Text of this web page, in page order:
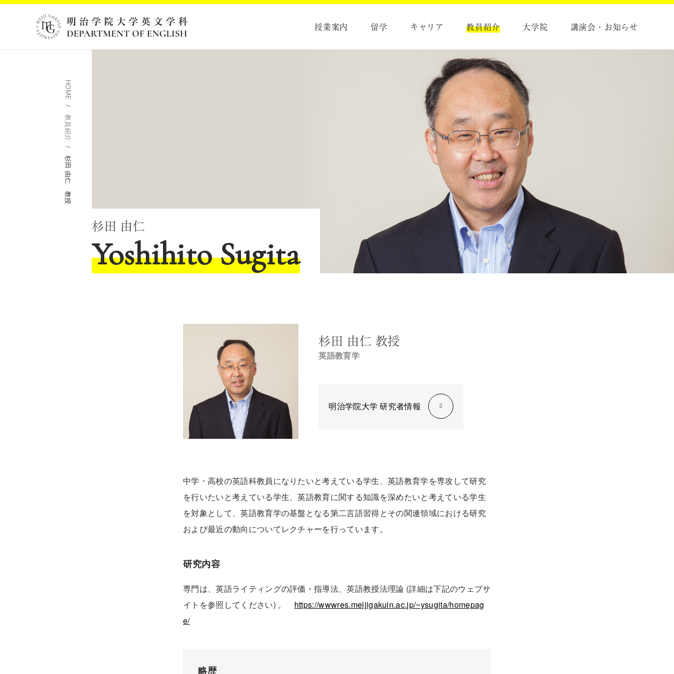
授業案内 留学 キャリア 教員紹介 大学院 講演会・お知らせ
HOME
教員紹介
杉田 由仁 教授
杉田 由仁
Yoshihito Sugita
杉田 由仁教授
英語教育学
明治学院大学 研究者情報
中学・高校の英語科教員になりたいと考えている学生、英語教育学を専攻して研究
を行いたいと考えている学生、英語教育に関する知識を深めたいと考えている学生
を対象として、英語教育学の基盤となる第二言語習得とその関連領域における研究
および最近の動向についてレクチャーを行っています。
研究内容
専門は、英語ライティングの評価・指導法、英語教授法理論 (詳細は下記のウェブサ
イトを参照してください) 。 https://wwwres.meijigakuin.ac.jp/~ysugita/homepag
e/
略歴